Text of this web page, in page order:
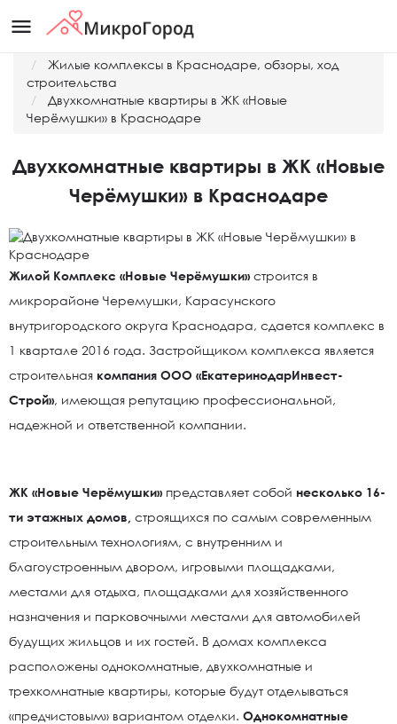
menu
Жилые комплексы в Краснодаре, обзоры, ход
строительства
Двухкомнатные квартиры в ЖК «Новые
Черёмушки» в Краснодаре
Двухкомнатные квартиры в ЖК «Новые
Черёмушки» в Краснодаре
Жилой Комплекс «Новые Черёмушки»строится в
микрорайоне Черемушки, Карасунского
внутригородского округа Краснодара, сдается комплекс в
1 квартале 2016 года. Застройщиком комплекса является
строительная компания ООО «ЕкатеринодарИнвест-
Строй», имеющая репутацию профессиональной,
надежной и ответственной компании.
ЖК «Новые Черёмушки»представляет собой несколько 16-
ти этажных домов, строящихся по самым современным
строительным технологиям, с внутренним и
благоустроенным двором, игровыми площадками,
местами для отдыха, площадками для хозяйственного
назначения и парковочными местами для автомобилей
будущих жильцов и их гостей. В домах комплекса
расположены однокомнатные, двухкомнатные и
трехкомнатные квартиры, которые будут отделываться
«предчистовым» вариантом отделки. Однокомнатные